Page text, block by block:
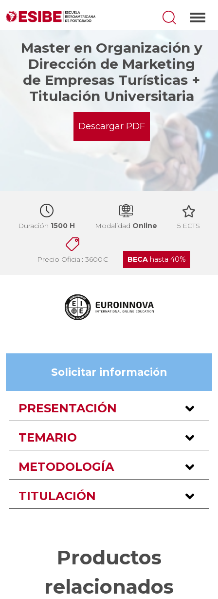
Master en Organización y
Dirección de Marketing
de Empresas Turísticas +
Titulación Universitaria
Descargar PDF
Duración 1500 H Modalidad Online 5 ECTS
Precio Oficial: 3600€ BECAhasta 40%
Solicitar información
PRESENTACIÓN
TEMARIO
METODOLOGÍA
TITULACIÓN
Productos
relacionados